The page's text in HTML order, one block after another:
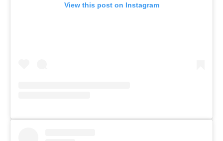
View this post on Instagram